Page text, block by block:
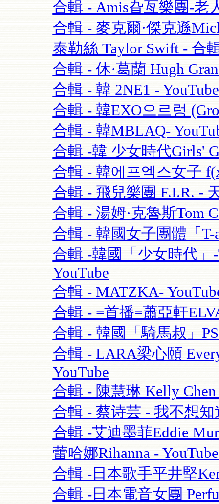
合輯 - Amis旮亙樂團-老
合輯 - 麥克爾·傑克遜
泰勒絲 Taylor Swift - 合
合輯 - 休·葛蘭 Hugh
合輯 - 韓 2NE1 - YouTube
合輯 - 韓EXO으르렁
合輯 - 韓MBLAQ-
合輯 -韓 少女時代Girls'
合輯 - 韓에프엑스女子
合輯 - 飛兒樂團 F.I.R. -
合輯 - 湯姆·克魯斯Tom
合輯 - 韓國女子團體「T-
合輯 -韓國「少女時代」
YouTube
合輯 - MATZKA-
合輯 - =首播=蕭亞軒
合輯 - 韓國「騎馬叔」
合輯 - LARA梁心頤
YouTube
合輯 - 陳慧琳 Kelly
合輯 - 蔡诗芸 - 我不想知
合輯 -艾迪墨菲Eddie
蕾哈娜Rihanna -
合輯 -日本歌手平井堅
合輯 -日本電音女團